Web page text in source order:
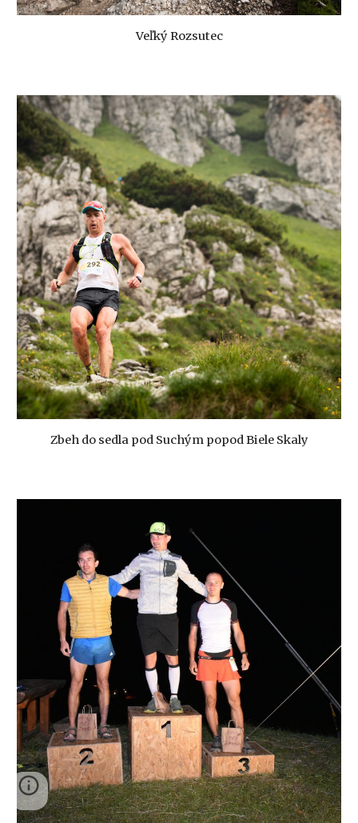
Veľký Rozsutec
Zbeh do sedla pod Suchým popod Biele Skaly